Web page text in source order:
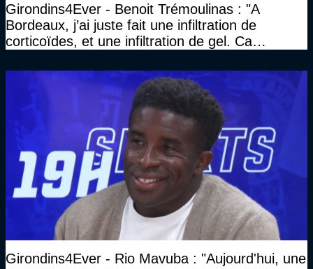
Girondins4Ever - Benoit Trémoulinas : "A
Bordeaux, j’ai juste fait une infiltration de
corticoïdes, et une infiltration de gel. Ca
Girondins4Ever - Rio Mavuba : "Aujourd'hui, une